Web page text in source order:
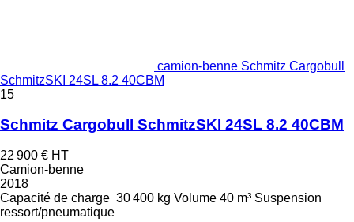
camion-benne Schmitz Cargobull
SchmitzSKI 24SL 8.2 40CBM
15
Schmitz Cargobull SchmitzSKI 24SL 8.2 40CBM
22 900 € HT
Camion-benne
2018
Capacité de charge 30 400 kg Volume 40 m³ Suspension
ressort/pneumatique